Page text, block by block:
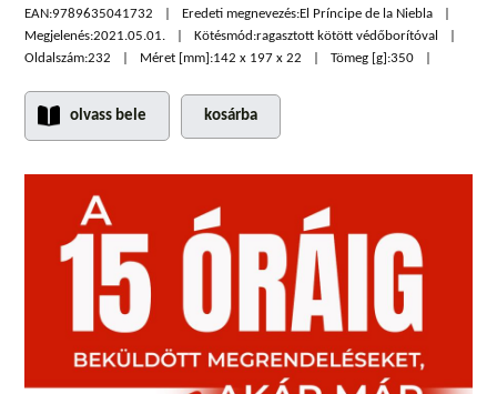
EAN:9789635041732 Eredeti megnevezés:El Príncipe de la Niebla
Megjelenés:2021.05.01. Kötésmód:ragasztott kötött védőborítóval
Oldalszám:232 Méret [mm]:142 x 197 x 22 Tömeg [g]:350
olvass bele kosárba